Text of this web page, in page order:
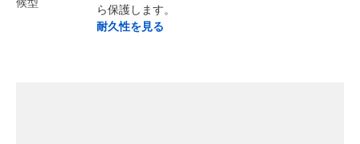
ら保護します。
耐久性を見る